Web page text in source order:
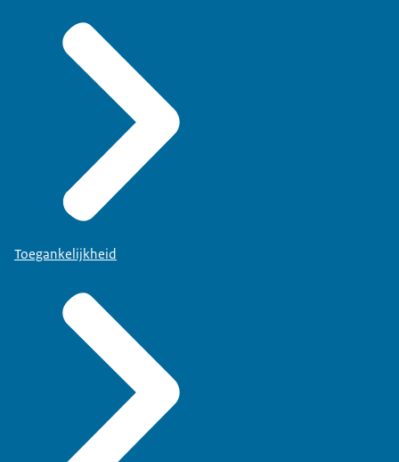
Toegankelijkheid